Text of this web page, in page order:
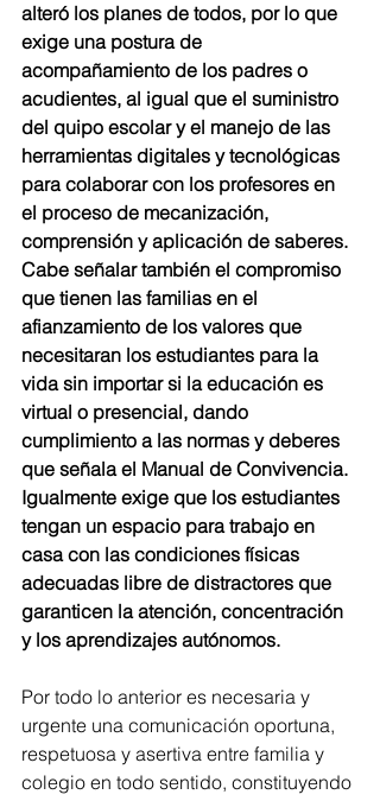
alteró los planes de todos, por lo que
exige una postura de
acompañamiento de los padres o
acudientes, al igual que el suministro
del quipo escolar y el manejo de las
herramientas digitales y tecnológicas
para colaborar con los profesores en
el proceso de mecanización,
comprensión y aplicación de saberes.
Cabe señalar también el compromiso
que tienen las familias en el
afianzamiento de los valores que
necesitaran los estudiantes para la
vida sin importar si la educación es
virtual o presencial, dando
cumplimiento a las normas y deberes
que señala el Manual de Convivencia.
Igualmente exige que los estudiantes
tengan un espacio para trabajo en
casa con las condiciones físicas
adecuadas libre de distractores que
garanticen la atención, concentración
y los aprendizajes autónomos.
Por todo lo anterior es necesaria y
urgente una comunicación oportuna,
respetuosa y asertiva entre familia y
colegio en todo sentido, constituyendo